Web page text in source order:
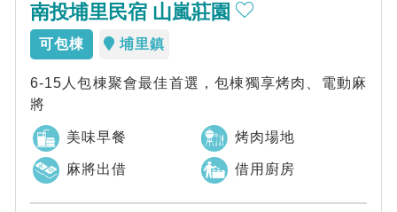
南投埔里民宿 山嵐莊園
可包棟 埔里鎮
6-15人包棟聚會最佳首選，包棟獨享烤肉、電動麻
將
美味早餐 烤肉場地
麻將出借 借用廚房